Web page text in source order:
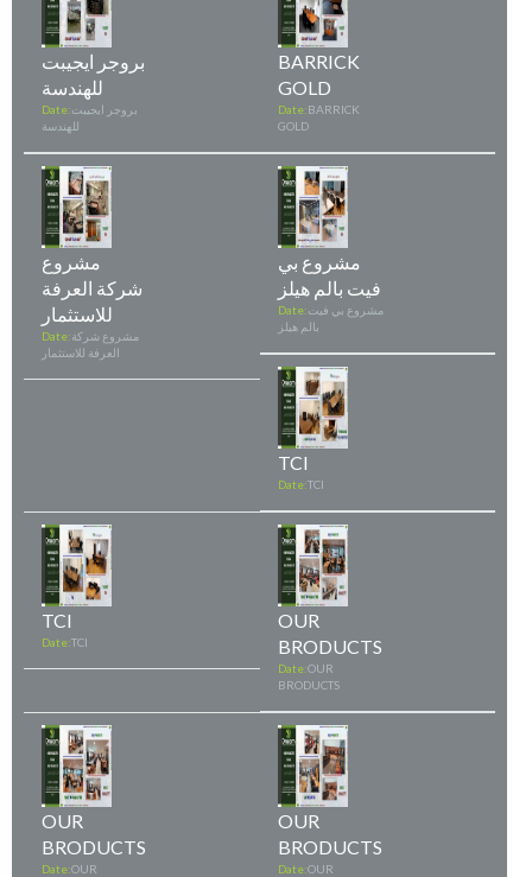
بروجر ايجيبت
للهندسة
Date:بروجر ايجيبت
للهندسة
BARRICK
GOLD
Date:BARRICK
GOLD
مشروع
شركة العرفة
للاستثمار
Date:مشروع شركة
العرفة للاستثمار
مشروع بي
فيت بالم هيلز
Date:مشروع بي فيت
بالم هيلز
TCI
Date:TCI
TCI
Date:TCI
OUR
BRODUCTS
Date:OUR
BRODUCTS
OUR
BRODUCTS
Date:OUR
OUR
BRODUCTS
Date:OUR